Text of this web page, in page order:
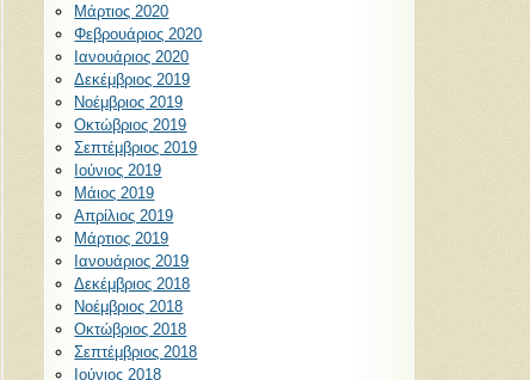
Μάρτιος 2020
Φεβρουάριος 2020
Ιανουάριος 2020
Δεκέμβριος 2019
Νοέμβριος 2019
Οκτώβριος 2019
Σεπτέμβριος 2019
Ιούνιος 2019
Μάιος 2019
Απρίλιος 2019
Μάρτιος 2019
Ιανουάριος 2019
Δεκέμβριος 2018
Νοέμβριος 2018
Οκτώβριος 2018
Σεπτέμβριος 2018
Ιούνιος 2018